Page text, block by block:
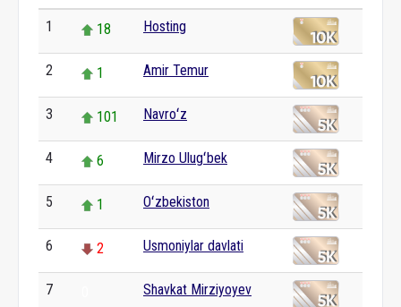
1 18 Hosting
2 1 Amir Temur
3 101 Navroʻz
4 6 Mirzo Ulugʻbek
5 1 Oʻzbekiston
6 2 Usmoniylar davlati
7 Shavkat Mirziyoyev